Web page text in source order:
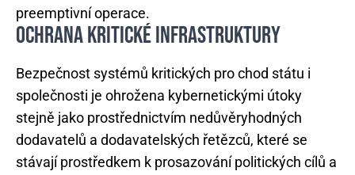
preemptivní operace.
OCHRANA KRITICKÉ INFRASTRUKTURY
Bezpečnost systémů kritických pro chod státu i
společnosti je ohrožena kybernetickými útoky
stejně jako prostřednictvím nedůvěryhodných
dodavatelů a dodavatelských řetězců, které se
stávají prostředkem k prosazování politických cílů a